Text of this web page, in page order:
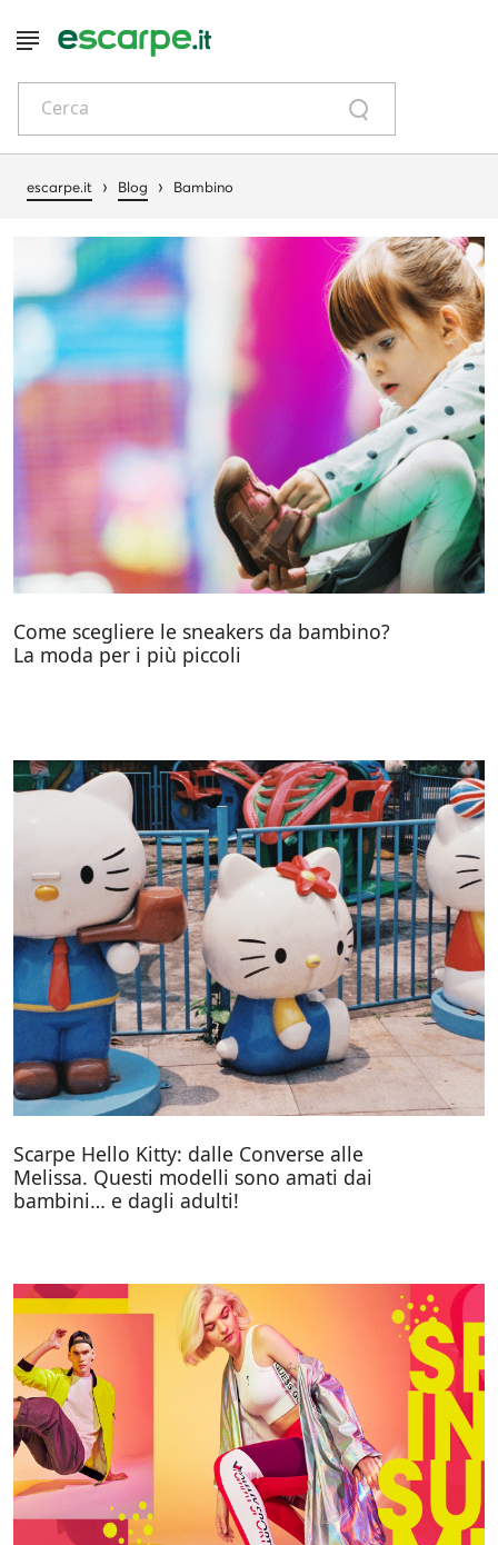
Cerca
escarpe.it › Blog › Bambino
Come scegliere le sneakers da bambino?
La moda per i più piccoli
Scarpe Hello Kitty: dalle Converse alle
Melissa. Questi modelli sono amati dai
bambini… e dagli adulti!